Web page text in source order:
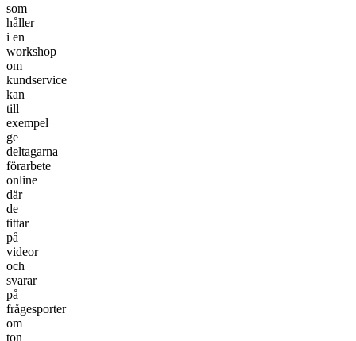
som
håller
i en
workshop
om
kundservice
kan
till
exempel
ge
deltagarna
förarbete
online
där
de
tittar
på
videor
och
svarar
på
frågesporter
om
ton